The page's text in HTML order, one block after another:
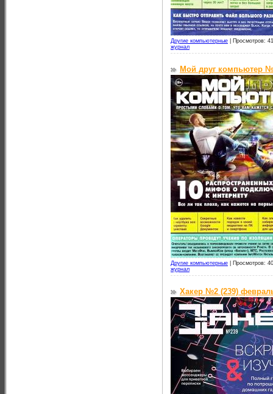
Другие компьютерные
Просмотров:
журнал
Мой друг компьютер
Другие компьютерные
Просмотров:
журнал
Хакер №2 (239)